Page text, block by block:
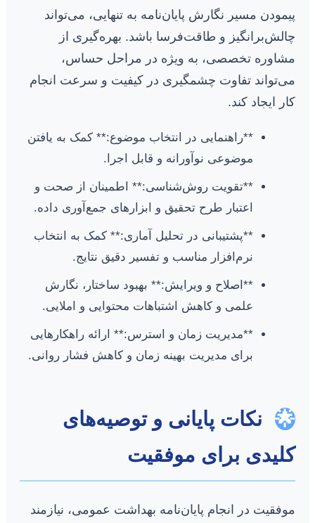
پیمودن مسیر نگارش پایان‌نامه به تنهایی، می‌تواند
چالش‌برانگیز و طاقت‌فرسا باشد. بهره‌گیری از
مشاوره تخصصی، به ویژه در مراحل حساس،
می‌تواند تفاوت چشمگیری در کیفیت و سرعت انجام
کار ایجاد کند.
**راهنمایی در انتخاب موضوع:** کمک به یافتن
موضوعی نوآورانه و قابل اجرا.
**تقویت روش‌شناسی:** اطمینان از صحت و
اعتبار طرح تحقیق و ابزارهای جمع‌آوری داده.
**پشتیبانی در تحلیل آماری:** کمک به انتخاب
نرم‌افزار مناسب و تفسیر دقیق نتایج.
**اصلاح و ویرایش:** بهبود ساختار، نگارش
علمی و کاهش اشتباهات محتوایی و املایی.
**مدیریت زمان و استرس:** ارائه راهکارهایی
برای مدیریت بهینه زمان و کاهش فشار روانی.
🌟 نکات پایانی و توصیه‌های
کلیدی برای موفقیت
موفقیت در انجام پایان‌نامه بهداشت عمومی، نیازمند